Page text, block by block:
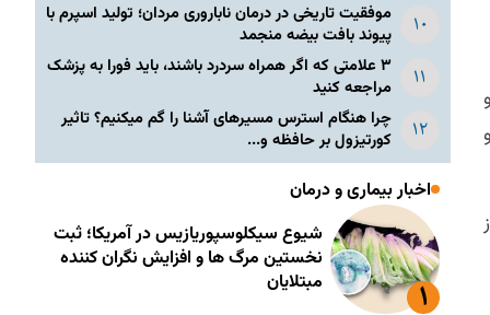
موفقیت تاریخی در درمان ناباروری مردان؛ تولید اسپرم با
پیوند بافت بیضه منجمد
۳ علامتی که اگر همراه سردرد باشند، باید فورا به پزشک
مراجعه کنید
چرا هنگام استرس مسیرهای آشنا را گم میکنیم؟ تاثیر
کورتیزول بر حافظه و...
اخبار بیماری و درمان
شیوع سیکلوسپوریازیس در آمریکا؛ ثبت
نخستین مرگ ها و افزایش نگران کننده
مبتلایان